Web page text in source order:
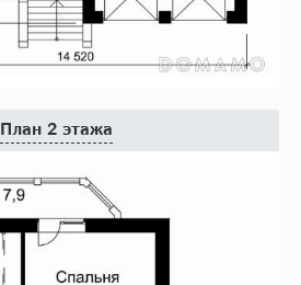
План 2 этажа